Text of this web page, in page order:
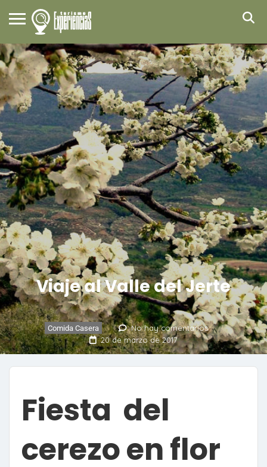
Viaje al Valle del Jerte
Comida Casera
No hay comentarios
20 de marzo de 2017
Fiesta del
cerezo en flor